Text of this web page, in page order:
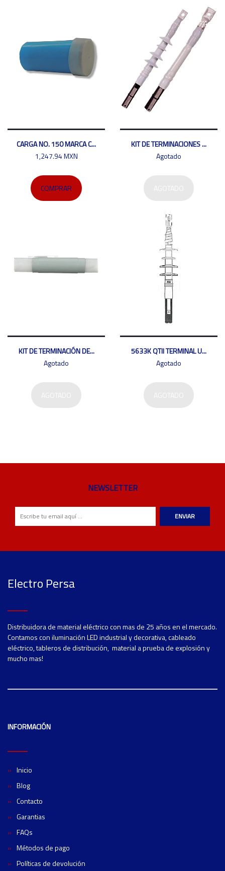
CARGA NO. 150 MARCA C...
1,247.94 MXN
COMPRAR
KIT DE TERMINACIONES ...
Agotado
KIT DE TERMINACIÓN DE...
Agotado
5633K QTII TERMINAL U...
Agotado
NEWSLETTER
ENVIAR
Electro Persa
Distribuidora de material eléctrico con mas de 25 años en el mercado.
Contamos con iluminación LED industrial y decorativa, cableado
eléctrico, tableros de distribución, material a prueba de explosión y
mucho mas!
INFORMACIÓN
Inicio
Blog
Contacto
Garantias
FAQs
Métodos de pago
Políticas de devolución